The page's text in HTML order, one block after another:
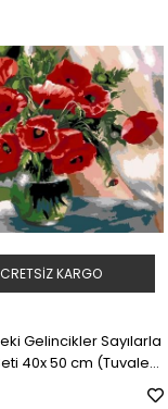
Gelincikler Sayılarla
40x 50 cm (Tuvale
KARGO